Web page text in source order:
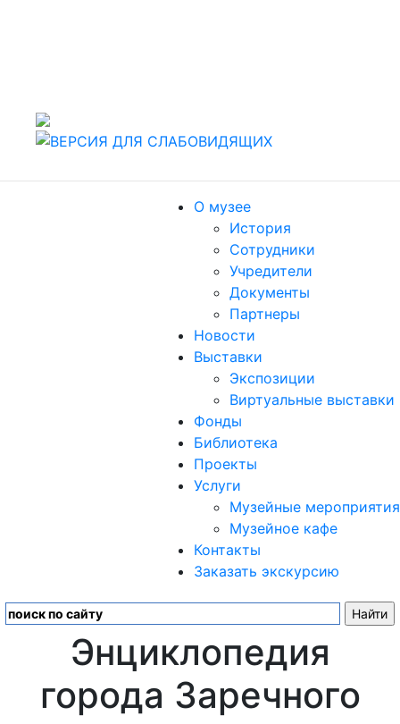
О музее
История
Сотрудники
Учредители
Документы
Партнеры
Новости
Выставки
Экспозиции
Виртуальные выставки
Фонды
Библиотека
Проекты
Услуги
Музейные мероприятия
Музейное кафе
Контакты
Заказать экскурсию
Энциклопедия
города Заречного